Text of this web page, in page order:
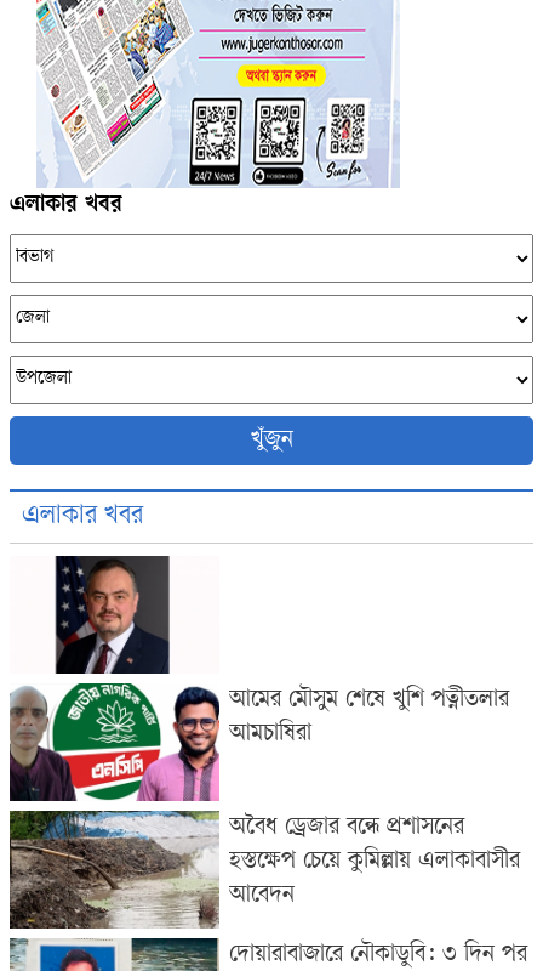
এলাকার খবর
খুঁজুন
এলাকার খবর
আমের মৌসুম শেষে খুশি পত্নীতলার
আমচাষিরা
অবৈধ ড্রেজার বন্ধে প্রশাসনের
হস্তক্ষেপ চেয়ে কুমিল্লায় এলাকাবাসীর
আবেদন
দোয়ারাবাজারে নৌকাডুবি: ৩ দিন পর